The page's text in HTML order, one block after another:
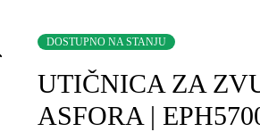
DOSTUPNO NA STANJU
UTIČNICA ZA
ASFORA |